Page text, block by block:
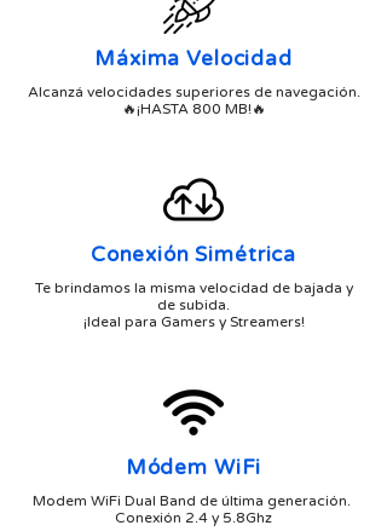
Máxima Velocidad
Alcanzá velocidades superiores de navegación.
🔥¡HASTA 800 MB!🔥
Conexión Simétrica
Te brindamos la misma velocidad de bajada y
de subida.
¡Ideal para Gamers y Streamers!
Módem WiFi
Modem WiFi Dual Band de última generación.
Conexión 2.4 y 5.8Ghz